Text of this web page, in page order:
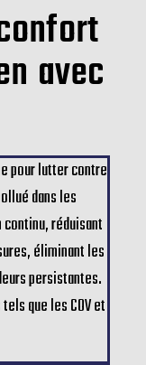
avec
pour lutter contre
dans les
réduisant
éliminant les
persistantes.
que les COV et